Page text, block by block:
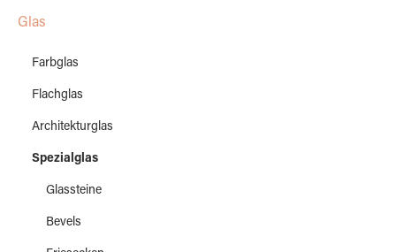
Glas
Farbglas
Flachglas
Architekturglas
Spezialglas
Glassteine
Bevels